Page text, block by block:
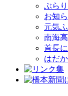
ぶら
お知
元気
南海
首長に
はだ